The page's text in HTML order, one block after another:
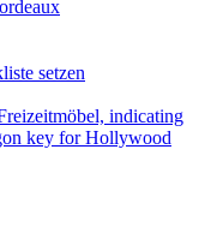
setzen